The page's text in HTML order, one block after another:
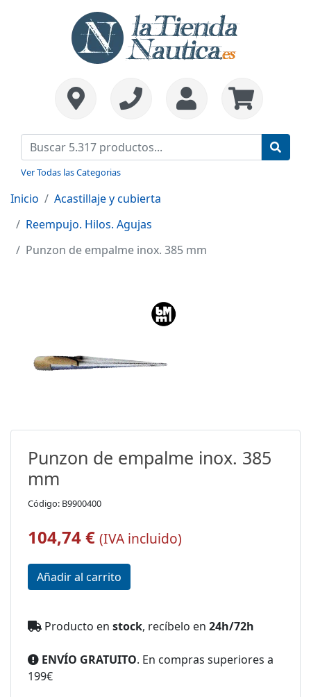
Ver Todas las Categorias
Inicio
Acastillaje y cubierta
Reempujo. Hilos. Agujas
Punzon de empalme inox. 385 mm
Punzon de empalme inox. 385
mm
Código: B9900400
104,74 € (IVA incluido)
Producto en stock, recíbelo en 24h/72h
ENVÍO GRATUITO. En compras superiores a
199€